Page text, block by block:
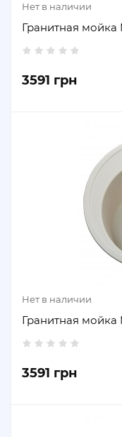
Нет в наличии
Гранитная мойка
3591 грн
Нет в наличии
Гранитная мойка
3591 грн